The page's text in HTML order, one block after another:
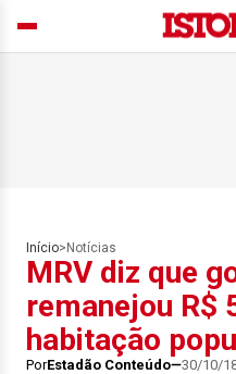
Início> Notícias
MRV diz que
remanejou R$
habitação
PorEstadão Conteúdo 30/10/